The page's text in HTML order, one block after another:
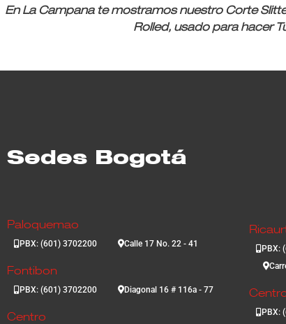
En La Campana te mostramos nuestro Corte
Rolled, usado para hacer
Sedes Bogotá
Paloquemao
PBX: (601) 3702200 Calle 17 No. 22 - 41
Fontibon
PBX: (601) 3702200 Diagonal 16 # 116a - 77
Centro
PBX:
PBX: